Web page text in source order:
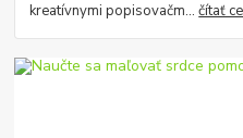
kreatívnymi popisovačm...čítať